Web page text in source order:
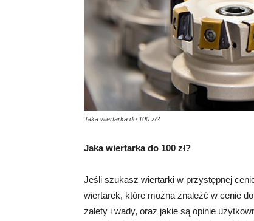
Jaka wiertarka do 100 zł?
Jaka wiertarka do 100 zł?
Jeśli szukasz wiertarki w przystępnej
wiertarek, które można znaleźć w cenie
zalety i wady, oraz jakie są opinie